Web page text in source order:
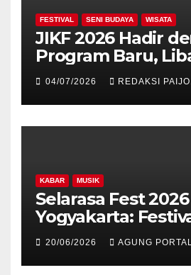
FESTIVAL SENI BUDAYA WISATA
JIKF 2026 Hadir
Program Baru,
Delegasi dari 17
Ratusan
04/07/2026 REDAKSI
KABAR MUSIK
Selarasa Fest 2026
Yogyakarta:
Koplo, Budaya,
Siap Guncang
20/06/2026 AGUNG